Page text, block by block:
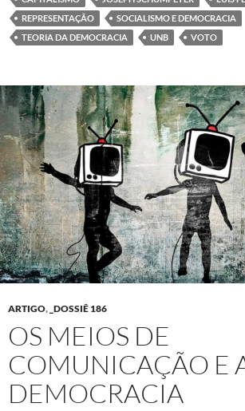
REPRESENTAÇÃO
SOCIALISMO E DEMOCRACIA
TEORIA DA DEMOCRACIA
UNB VOTO
ARTIGO, _DOSSIÊ 186
OS MEIOS DE
COMUNICAÇÃO E
DEMOCRACIA